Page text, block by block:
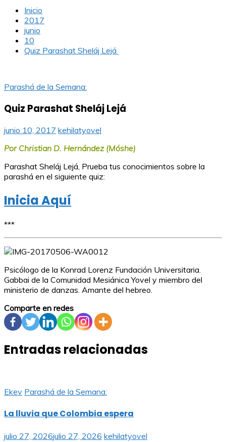
Inicio
2017
junio
10
Quiz Parashat Sheláj Lejá
Parashá de la Semana:
Quiz Parashat Sheláj Lejá
junio 10, 2017 kehilatyovel
Por Christian D. Hernández (Móshe)
Parashat Sheláj Lejá, Prueba tus conocimientos sobre la
parashá en el siguiente quiz:
Inicia Aquí
***
Psicólogo de la Konrad Lorenz Fundación Universitaria.
Gabbai de la Comunidad Mesiánica Yovel y miembro del
ministerio de danzas. Amante del hebreo.
Comparte en redes
Entradas relacionadas
Ekev Parashá de la Semana:
La lluvia que Colombia espera
julio 27, 2026julio 27, 2026 kehilatyovel